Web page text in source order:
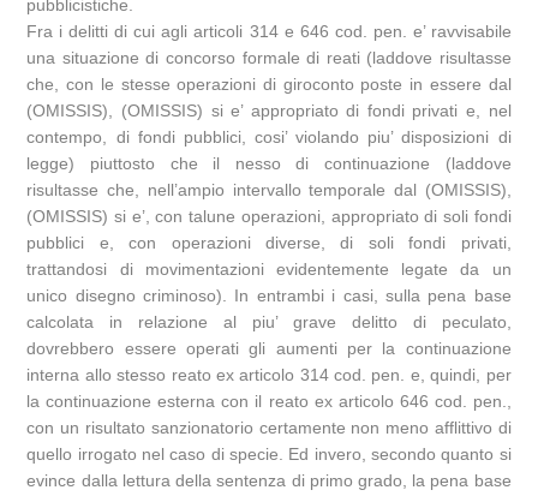
pubblicistiche.
Fra i delitti di cui agli articoli 314 e 646 cod. pen. e’ ravvisabile
una situazione di concorso formale di reati (laddove risultasse
che, con le stesse operazioni di giroconto poste in essere dal
(OMISSIS), (OMISSIS) si e’ appropriato di fondi privati e, nel
contempo, di fondi pubblici, cosi’ violando piu’ disposizioni di
legge) piuttosto che il nesso di continuazione (laddove
risultasse che, nell’ampio intervallo temporale dal (OMISSIS),
(OMISSIS) si e’, con talune operazioni, appropriato di soli fondi
pubblici e, con operazioni diverse, di soli fondi privati,
trattandosi di movimentazioni evidentemente legate da un
unico disegno criminoso). In entrambi i casi, sulla pena base
calcolata in relazione al piu’ grave delitto di peculato,
dovrebbero essere operati gli aumenti per la continuazione
interna allo stesso reato ex articolo 314 cod. pen. e, quindi, per
la continuazione esterna con il reato ex articolo 646 cod. pen.,
con un risultato sanzionatorio certamente non meno afflittivo di
quello irrogato nel caso di specie. Ed invero, secondo quanto si
evince dalla lettura della sentenza di primo grado, la pena base